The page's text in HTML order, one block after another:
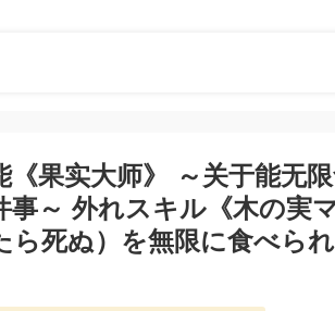
《果实大师》 ～关于能无
事～ 外れスキル《木の実
ら死ぬ）を無限に食べら